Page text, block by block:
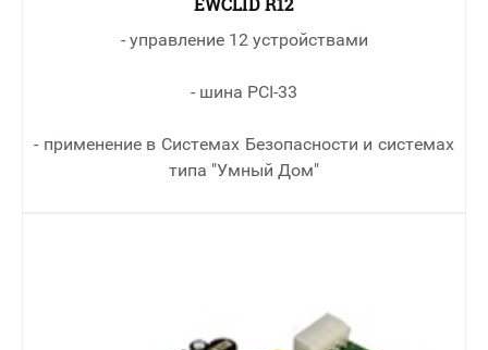
- управление 12 устройствами
- шина PCI-33
- применение в Cистемах Безопасности и системах
типа "Умный Дом"